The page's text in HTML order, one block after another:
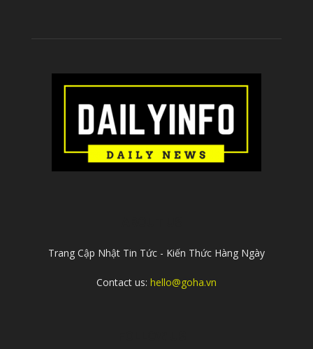
Trang Cập Nhật Tin Tức - Kiến Thức Hàng Ngày
Contact us: hello@goha.vn